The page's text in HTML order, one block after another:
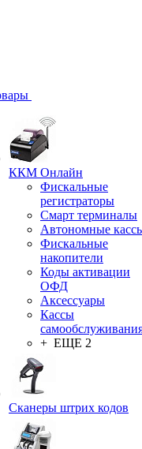
ККМ Онлайн
Фискальные
регистраторы
Смарт терминалы
Автономные
Фискальные
накопители
Коды активации
ОФД
Аксессуары
Кассы
+ ЕЩЕ 2
Сканеры штрих кодов